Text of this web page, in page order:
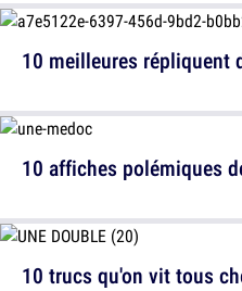
10 meilleures répliquent
10 trucs qu'on vit tous
10 affiches polémiques